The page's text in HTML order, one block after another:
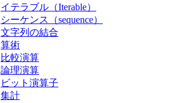
イテラブル（Iterable）
シーケンス（sequence）
文字列の結合
算術
比較演算
論理演算
ビット演算子
集計